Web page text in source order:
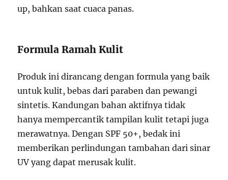
up, bahkan saat cuaca panas.
Formula Ramah Kulit
Produk ini dirancang dengan formula yang baik
untuk kulit, bebas dari paraben dan pewangi
sintetis. Kandungan bahan aktifnya tidak
hanya mempercantik tampilan kulit tetapi juga
merawatnya. Dengan SPF 50+, bedak ini
memberikan perlindungan tambahan dari sinar
UV yang dapat merusak kulit.